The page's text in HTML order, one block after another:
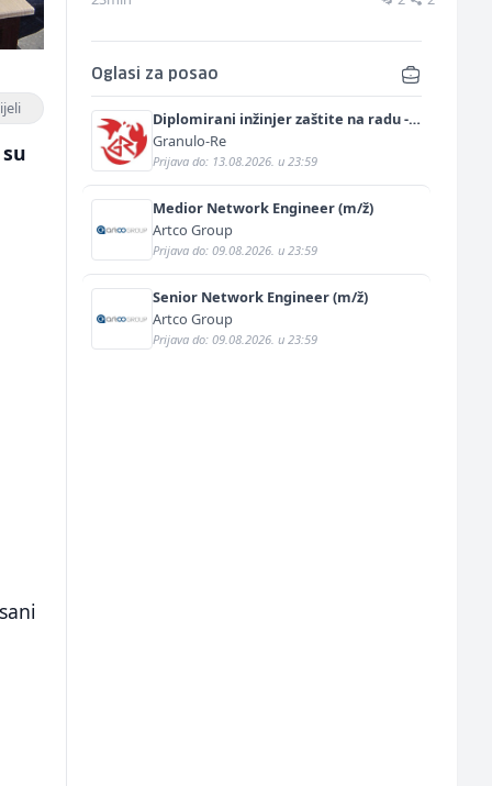
Oglasi za posao
Diplomirani inžinjer zaštite na radu -
Bachelor inžinjer sigurnosti i pomoći
(m/ž)
Granulo-Re
Prijava do: 13.08.2026. u 23:59
Medior Network Engineer (m/ž)
Artco Group
Prijava do: 09.08.2026. u 23:59
Senior Network Engineer (m/ž)
Artco Group
Prijava do: 09.08.2026. u 23:59